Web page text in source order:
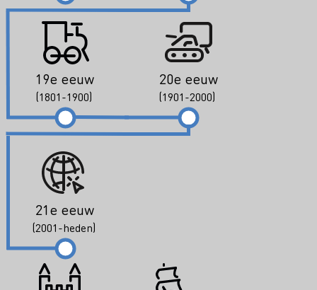
19e eeuw
(1801-1900)
20e eeuw
(1901-2000)
21e eeuw
(2001-heden)